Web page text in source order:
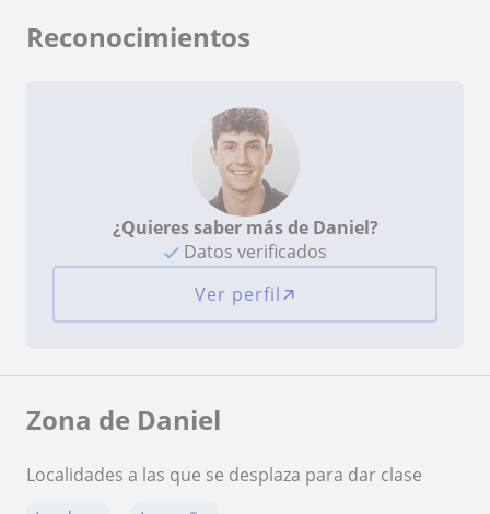
Reconocimientos
¿Quieres saber más de Daniel?
Datos verificados
Ver perfil
Zona de Daniel
Localidades a las que se desplaza para dar clase